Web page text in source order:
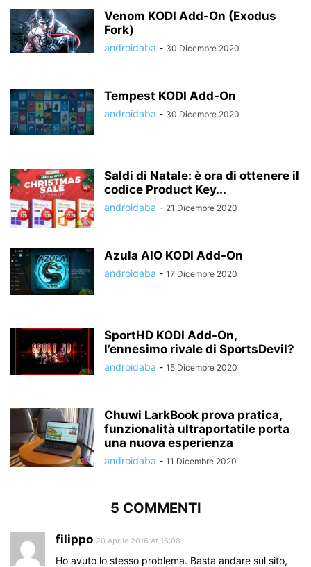
Venom KODI Add-On (Exodus
Fork)
androidaba - 30 Dicembre 2020
Tempest KODI Add-On
androidaba - 30 Dicembre 2020
Saldi di Natale: è ora di ottenere il
codice Product Key...
androidaba - 21 Dicembre 2020
Azula AIO KODI Add-On
androidaba - 17 Dicembre 2020
SportHD KODI Add-On,
l’ennesimo rivale di SportsDevil?
androidaba - 15 Dicembre 2020
Chuwi LarkBook prova pratica,
funzionalità ultraportatile porta
una nuova esperienza
androidaba - 11 Dicembre 2020
5 COMMENTI
filippo 20 Aprile 2016 At 16:08
Ho avuto lo stesso problema. Basta andare sul sito,